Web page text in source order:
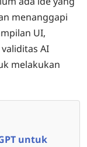
menanggapi
UI,
AI
melakukan
untuk